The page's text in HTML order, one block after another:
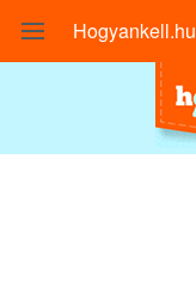
Hogyankell.hu